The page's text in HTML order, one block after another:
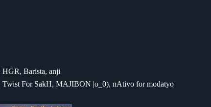
HGR, Barista, anji
Twist For SakH, MAJIBON |o_0), nAtivo for modatyo